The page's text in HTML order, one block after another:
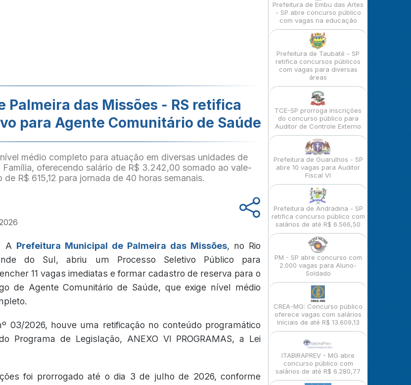
Palmeira das Missões - RS retifica
para Agente Comunitário de Saúde
médio completo para atuação em diversas unidades de
Família, oferecendo salário de R$ 3.242,00 somado ao vale-
de R$ 615,12 para jornada de 40 horas semanais.
A Prefeitura Municipal de Palmeira das Missões, no Rio
do Sul, abriu um Processo Seletivo Público para
11 vagas imediatas e formar cadastro de reserva para o
de Agente Comunitário de Saúde, que exige nível médio
03/2026, houve uma retificação no conteúdo programático
Programa de Legislação, ANEXO VI PROGRAMAS, a Lei
foi prorrogado até o dia 3 de julho de 2026, conforme
Prefeitura de Embu das Artes
- SP abre concurso público
com vagas na educação
Prefeitura de Taubaté - SP
retifica concursos públicos
com vagas para diversas
áreas
TCE-SP prorroga inscrições
do concurso público para
Auditor de Controle Externo
Prefeitura de Guarulhos - SP
abre 10 vagas para Auditor
Fiscal VI
Prefeitura de Andradina - SP
retifica concurso público com
salários de até R$ 6.566,50
PM - SP abre concurso com
2.000 vagas para Aluno-
Soldado
CREA-MG: Concurso público
oferece vagas com salários
iniciais de até R$ 13.609,13
ITABIRAPREV - MG abre
concurso público com
salários de até R$ 6.280,77